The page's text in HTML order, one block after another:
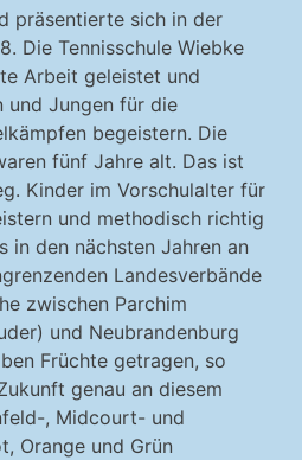
präsentierte sich in der
Die Tennisschule Wiebke
Arbeit geleistet und
und Jungen für die
begeistern. Die
fünf Jahre alt. Das ist
Kinder im Vorschulalter für
und methodisch richtig
in den nächsten Jahren an
Landesverbände
zwischen Parchim
und Neubrandenburg
Früchte getragen, so
genau an diesem
, Midcourt- und
Orange und Grün